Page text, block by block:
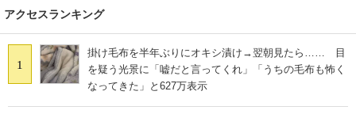
アクセスランキング
1
掛け毛布を半年ぶりにオキシ漬け→翌朝見たら…… 目
を疑う光景に「嘘だと言ってくれ」「うちの毛布も怖く
なってきた」と627万表示